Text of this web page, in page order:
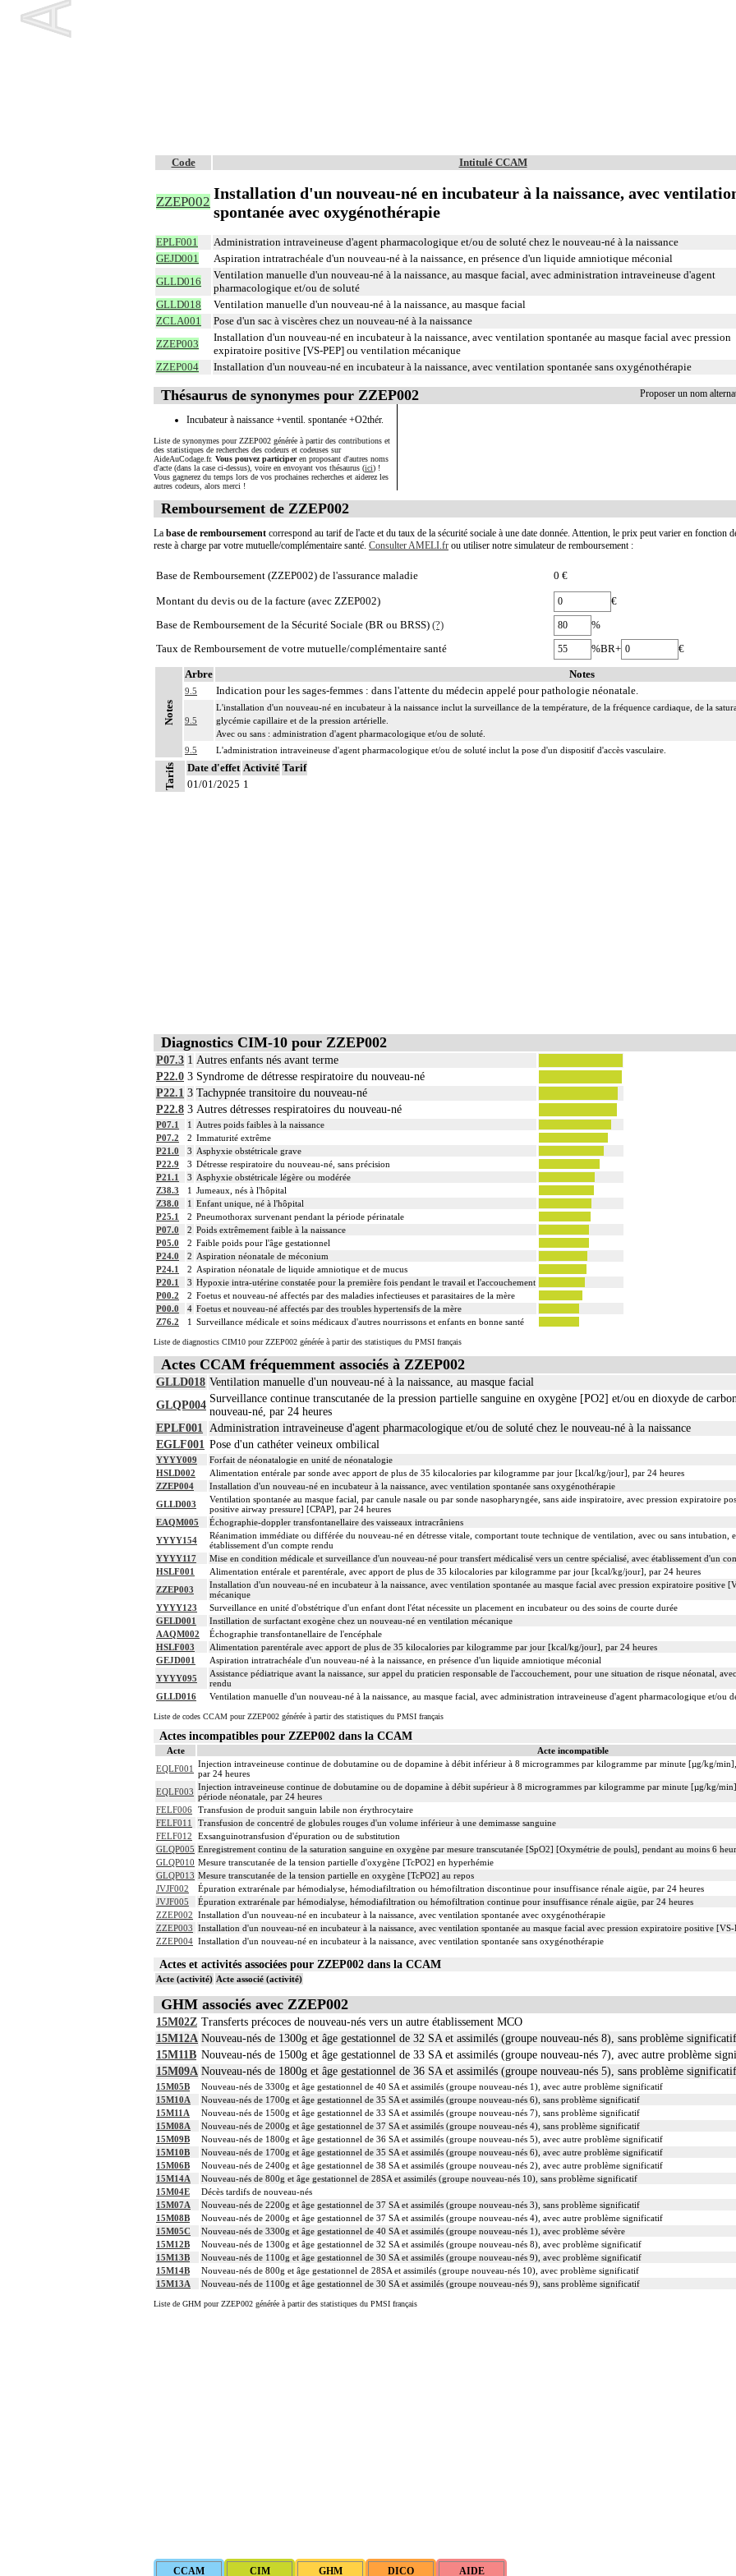
Code Intitulé CCAM
ZZEP002 Installation d'un nouveau-né en incubateur à la naissance, avec
spontanée avec oxygénothérapie
EPLF001 Administration intraveineuse d'agent pharmacologique et/ou de soluté chez le nouveau-né à la naissance
GEJD001 Aspiration intratrachéale d'un nouveau-né à la naissance, en présence d'un liquide amniotique méconial
GLLD016
Ventilation manuelle d'un nouveau-né à la naissance, au masque facial, avec administration intraveineuse d'agent
pharmacologique et/ou de soluté
GLLD018 Ventilation manuelle d'un nouveau-né à la naissance, au masque facial
ZCLA001 Pose d'un sac à viscères chez un nouveau-né à la naissance
ZZEP003
Installation d'un nouveau-né en incubateur à la naissance, avec ventilation spontanée au masque facial avec pression
expiratoire positive [VS-PEP] ou ventilation mécanique
ZZEP004 Installation d'un nouveau-né en incubateur à la naissance, avec ventilation spontanée sans oxygénothérapie
Proposer un nom
Thésaurus de synonymes pour ZZEP002
Incubateur à naissance +ventil. spontanée +O2thér.
Liste de synonymes pour ZZEP002 générée à partir des contributions et
des statistiques de recherches des codeurs et codeuses sur
AideAuCodage.fr. Vous pouvez participeren proposant d'autres noms
d'acte (dans la case ci-dessus), voire en envoyant vos thésaurus (ici) !
Vous gagnerez du temps lors de vos prochaines recherches et aiderez les
autres codeurs, alors merci !
Remboursement de ZZEP002
La base de remboursement correspond au tarif de l'acte et du taux de la sécurité sociale à une date donnée. Attention, le prix peut varier en
reste à charge par votre mutuelle/complémentaire santé. Consulter AMELI.fr ou utiliser notre simulateur de remboursement :
Base de Remboursement (ZZEP002) de l'assurance maladie 0 €
Montant du devis ou de la facture (avec ZZEP002)
€
Base de Remboursement de la Sécurité Sociale (BR ou BRSS) (?)
%
Taux de Remboursement de votre mutuelle/complémentaire santé
%BR+ €
Notes
Arbre Notes
9.5 Indication pour les sages-femmes : dans l'attente du médecin appelé pour pathologie néonatale.
9.5
L'installation d'un nouveau-né en incubateur à la naissance inclut la surveillance de la température, de la fréquence cardiaque, de la
glycémie capillaire et de la pression artérielle.
Avec ou sans : administration d'agent pharmacologique et/ou de soluté.
9.5
L'administration intraveineuse d'agent pharmacologique et/ou de soluté inclut la pose d'un dispositif d'accès vasculaire.
Tarifs Date d'effet Activité Tarif
01/01/2025 1
Diagnostics CIM-10 pour ZZEP002
P07.3 1 Autres enfants nés avant terme
P22.0 3 Syndrome de détresse respiratoire du nouveau-né
P22.1 3 Tachypnée transitoire du nouveau-né
P22.8 3 Autres détresses respiratoires du nouveau-né
P07.1 1
Autres poids faibles à la naissance
P07.2
2 Immaturité extrême
P21.0
3 Asphyxie obstétricale grave
P22.9
3 Détresse respiratoire du nouveau-né, sans précision
P21.1
3 Asphyxie obstétricale légère ou modérée
Z38.3
1 Jumeaux, nés à l'hôpital
Z38.0
1 Enfant unique, né à l'hôpital
P25.1
2 Pneumothorax survenant pendant la période périnatale
P07.0
2 Poids extrêmement faible à la naissance
P05.0
2 Faible poids pour l'âge gestationnel
P24.0
2 Aspiration néonatale de méconium
P24.1
2 Aspiration néonatale de liquide amniotique et de mucus
P20.1
3 Hypoxie intra-utérine constatée pour la première fois pendant le travail et l'accouchement
P00.2
2 Foetus et nouveau-né affectés par des maladies infectieuses et parasitaires de la mère
P00.0
4 Foetus et nouveau-né affectés par des troubles hypertensifs de la mère
Z76.2
1 Surveillance médicale et soins médicaux d'autres nourrissons et enfants en bonne santé
Liste de diagnostics CIM10 pour ZZEP002 générée à partir des statistiques du PMSI français
Actes CCAM fréquemment associés à ZZEP002
GLLD018 Ventilation manuelle d'un nouveau-né à la naissance, au masque facial
GLQP004
Surveillance continue transcutanée de la pression partielle sanguine en oxygène [PO2] et/ou en dioxyde de
nouveau-né, par 24 heures
EPLF001 Administration intraveineuse d'agent pharmacologique et/ou de soluté chez le nouveau-né à la naissance
EGLF001 Pose d'un cathéter veineux ombilical
YYYY009
Forfait de néonatalogie en unité de néonatalogie
HSLD002
Alimentation entérale par sonde avec apport de plus de 35 kilocalories par kilogramme par jour [kcal/kg/jour], par 24 heures
ZZEP004
Installation d'un nouveau-né en incubateur à la naissance, avec ventilation spontanée sans oxygénothérapie
GLLD003
Ventilation spontanée au masque facial, par canule nasale ou par sonde nasopharyngée, sans aide inspiratoire, avec pression expiratoire
positive airway pressure] [CPAP], par 24 heures
EAQM005
Échographie-doppler transfontanellaire des vaisseaux intracrâniens
YYYY154
Réanimation immédiate ou différée du nouveau-né en détresse vitale, comportant toute technique de ventilation, avec ou sans intubation, et
établissement d'un compte rendu
YYYY117
Mise en condition médicale et surveillance d'un nouveau-né pour transfert médicalisé vers un centre spécialisé, avec établissement d'un
HSLF001
Alimentation entérale et parentérale, avec apport de plus de 35 kilocalories par kilogramme par jour [kcal/kg/jour], par 24 heures
ZZEP003
Installation d'un nouveau-né en incubateur à la naissance, avec ventilation spontanée au masque facial avec pression expiratoire positive
mécanique
YYYY123
Surveillance en unité d'obstétrique d'un enfant dont l'état nécessite un placement en incubateur ou des soins de courte durée
GELD001
Instillation de surfactant exogène chez un nouveau-né en ventilation mécanique
AAQM002
Échographie transfontanellaire de l'encéphale
HSLF003
Alimentation parentérale avec apport de plus de 35 kilocalories par kilogramme par jour [kcal/kg/jour], par 24 heures
GEJD001
Aspiration intratrachéale d'un nouveau-né à la naissance, en présence d'un liquide amniotique méconial
YYYY095
Assistance pédiatrique avant la naissance, sur appel du praticien responsable de l'accouchement, pour une situation de risque néonatal,
rendu
GLLD016
Ventilation manuelle d'un nouveau-né à la naissance, au masque facial, avec administration intraveineuse d'agent pharmacologique et/ou
Liste de codes CCAM pour ZZEP002 générée à partir des statistiques du PMSI français
Actes incompatibles pour ZZEP002 dans la CCAM
Acte
Acte incompatible
EQLF001 Injection intraveineuse continue de dobutamine ou de dopamine à débit inférieur à 8 microgrammes par kilogramme par minute [µg/kg/
par 24 heures
EQLF003 Injection intraveineuse continue de dobutamine ou de dopamine à débit supérieur à 8 microgrammes par kilogramme par minute [µg/kg/
période néonatale, par 24 heures
FELF006 Transfusion de produit sanguin labile non érythrocytaire
FELF011
Transfusion de concentré de globules rouges d'un volume inférieur à une demimasse sanguine
FELF012
Exsanguinotransfusion d'épuration ou de substitution
GLQP005 Enregistrement continu de la saturation sanguine en oxygène par mesure transcutanée [SpO2] [Oxymétrie de pouls], pendant au moins 6
GLQP010 Mesure transcutanée de la tension partielle d'oxygène [TcPO2] en hyperhémie
GLQP013 Mesure transcutanée de la tension partielle en oxygène [TcPO2] au repos
JVJF002
Épuration extrarénale par hémodialyse, hémodiafiltration ou hémofiltration discontinue pour insuffisance rénale aigüe, par 24 heures
JVJF005
Épuration extrarénale par hémodialyse, hémodiafiltration ou hémofiltration continue pour insuffisance rénale aigüe, par 24 heures
ZZEP002 Installation d'un nouveau-né en incubateur à la naissance, avec ventilation spontanée avec oxygénothérapie
ZZEP003 Installation d'un nouveau-né en incubateur à la naissance, avec ventilation spontanée au masque facial avec pression expiratoire positive
ZZEP004 Installation d'un nouveau-né en incubateur à la naissance, avec ventilation spontanée sans oxygénothérapie
Actes et activités associées pour ZZEP002 dans la CCAM
Acte (activité) Acte associé (activité)
GHM associés avec ZZEP002
15M02Z Transferts précoces de nouveau-nés vers un autre établissement MCO
15M12A Nouveau-nés de 1300g et âge gestationnel de 32 SA et assimilés (groupe nouveau-nés 8), sans problème significatif
15M11B Nouveau-nés de 1500g et âge gestationnel de 33 SA et assimilés (groupe nouveau-nés 7), avec autre problème
15M09A Nouveau-nés de 1800g et âge gestationnel de 36 SA et assimilés (groupe nouveau-nés 5), sans problème significatif
15M05B
Nouveau-nés de 3300g et âge gestationnel de 40 SA et assimilés (groupe nouveau-nés 1), avec autre problème significatif
15M10A
Nouveau-nés de 1700g et âge gestationnel de 35 SA et assimilés (groupe nouveau-nés 6), sans problème significatif
15M11A
Nouveau-nés de 1500g et âge gestationnel de 33 SA et assimilés (groupe nouveau-nés 7), sans problème significatif
15M08A
Nouveau-nés de 2000g et âge gestationnel de 37 SA et assimilés (groupe nouveau-nés 4), sans problème significatif
15M09B
Nouveau-nés de 1800g et âge gestationnel de 36 SA et assimilés (groupe nouveau-nés 5), avec autre problème significatif
15M10B
Nouveau-nés de 1700g et âge gestationnel de 35 SA et assimilés (groupe nouveau-nés 6), avec autre problème significatif
15M06B
Nouveau-nés de 2400g et âge gestationnel de 38 SA et assimilés (groupe nouveau-nés 2), avec autre problème significatif
15M14A
Nouveau-nés de 800g et âge gestationnel de 28SA et assimilés (groupe nouveau-nés 10), sans problème significatif
15M04E
Décès tardifs de nouveau-nés
15M07A
Nouveau-nés de 2200g et âge gestationnel de 37 SA et assimilés (groupe nouveau-nés 3), sans problème significatif
15M08B
Nouveau-nés de 2000g et âge gestationnel de 37 SA et assimilés (groupe nouveau-nés 4), avec autre problème significatif
15M05C
Nouveau-nés de 3300g et âge gestationnel de 40 SA et assimilés (groupe nouveau-nés 1), avec problème sévère
15M12B
Nouveau-nés de 1300g et âge gestationnel de 32 SA et assimilés (groupe nouveau-nés 8), avec problème significatif
15M13B
Nouveau-nés de 1100g et âge gestationnel de 30 SA et assimilés (groupe nouveau-nés 9), avec problème significatif
15M14B
Nouveau-nés de 800g et âge gestationnel de 28SA et assimilés (groupe nouveau-nés 10), avec problème significatif
15M13A
Nouveau-nés de 1100g et âge gestationnel de 30 SA et assimilés (groupe nouveau-nés 9), sans problème significatif
Liste de GHM pour ZZEP002 générée à partir des statistiques du PMSI français